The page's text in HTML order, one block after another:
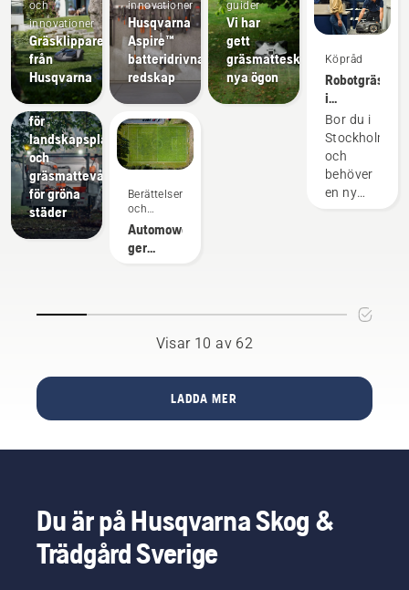
och
innovationer
Gräsklippare
från
Husqvarna
Kommuner
Utrustning
för
landskapsplanering
och
gräsmattevård
för gröna
städer
innovationer
Husqvarna
Aspire™
batteridrivna
redskap
Berättelser
och
inspiration
Automower®
ger
än en
konventionell
guider
Vi har
gett
gräsmatteskötsel
nya ögon
Köpråd
i
Stockholm
– Hitta
rätt
Automower®
Bor du i
Stockholm
och
behöver
en ny
lösning
Visar 10 av 62
LADDA MER
Du är på Husqvarna Skog &
Trädgård Sverige